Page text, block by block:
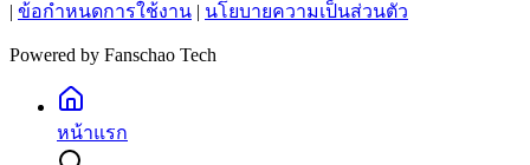
ข้อกำหนดการใช้งาน นโยบายความเป็นส่วนตัว
Powered by Fanschao Tech
หน้าแรก